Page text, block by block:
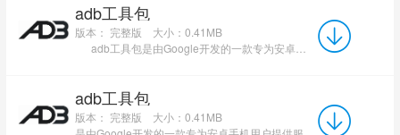
adb工具包
版本： 完整版
大小：0.41MB
adb工具包
版本： 完整版
大小：0.41MB